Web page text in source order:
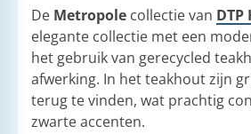
De Metropole collectie van DTP
elegante collectie met een
het gebruik van gerecycled
afwerking. In het teakhout zijn
terug te vinden, wat prachtig
zwarte accenten.